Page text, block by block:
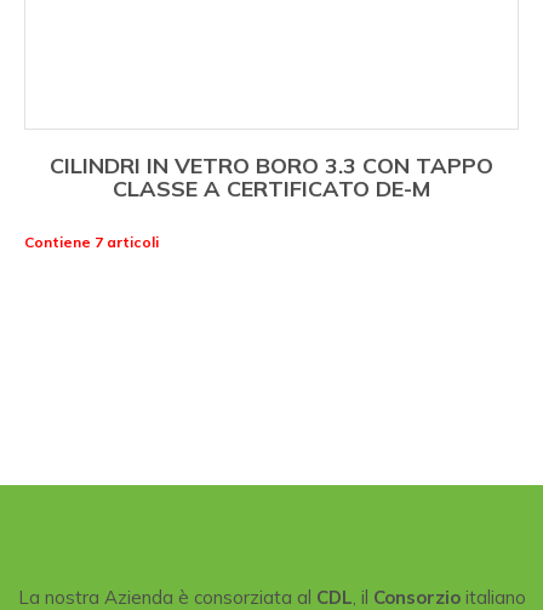
CILINDRI IN VETRO BORO 3.3 CON TAPPO
CLASSE A CERTIFICATO DE-M
Contiene 7 articoli
La nostra Azienda è consorziata al CDL , il Consorzioitaliano